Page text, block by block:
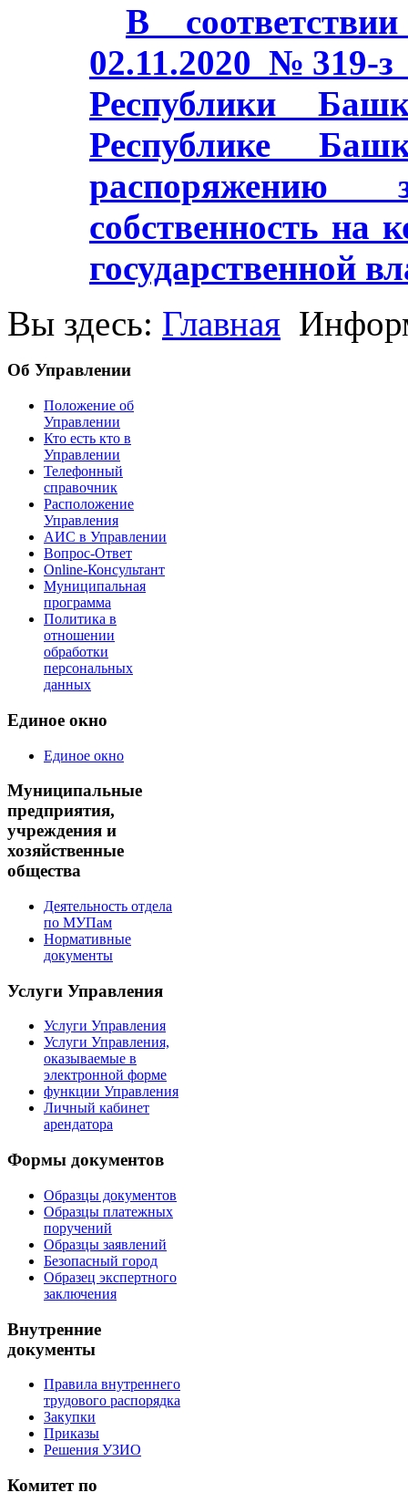
В
02.11.2020 №319-
Республики
Республике
распоряжению
собственность на
государственной
Вы здесь: Главная
Об Управлении
Положение об
Управлении
Кто есть кто в
Управлении
Телефонный
справочник
Расположение
Управления
АИС в Управлении
Вопрос-Ответ
Online-Консультант
Муниципальная
программа
Политика в
отношении
обработки
персональных
данных
Единое окно
Единое окно
Муниципальные
предприятия,
учреждения и
хозяйственные
общества
Деятельность отдела
по МУПам
Нормативные
документы
Услуги Управления
Услуги Управления
Услуги Управления,
оказываемые в
электронной форме
функции Управления
Личный кабинет
арендатора
Формы документов
Образцы документов
Образцы платежных
поручений
Образцы заявлений
Безопасный город
Образец экспертного
заключения
Внутренние
документы
Правила внутреннего
трудового распорядка
Закупки
Приказы
Решения УЗИО
Комитет по